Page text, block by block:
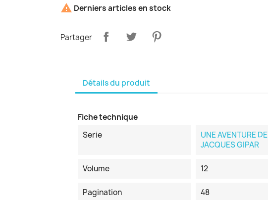
 Derniers articles en stock
Partager
Détails du produit
Fiche technique
Serie
UNE AVENTURE DE
JACQUES GIPAR
Volume 12
Pagination 48